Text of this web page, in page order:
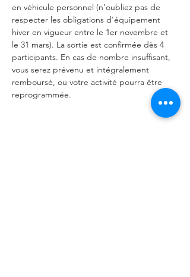
en véhicule personnel (n’oubliez pas de
respecter les obligations d'équipement
hiver en vigueur entre le 1er novembre et
le 31 mars). La sortie est confirmée dès 4
participants. En cas de nombre insuffisant,
vous serez prévenu et intégralement
remboursé, ou votre activité pourra être
reprogrammée.